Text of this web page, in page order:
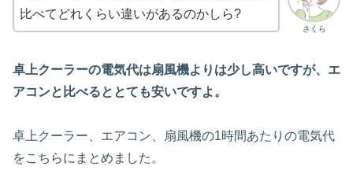
さくら
比べてどれくらい違いがあるのかしら?
卓上クーラーの電気代は扇風機よりは少し高いですが、エ
アコンと比べるととても安いですよ。
卓上クーラー、エアコン、扇風機の1時間あたりの電気代
をこちらにまとめました。